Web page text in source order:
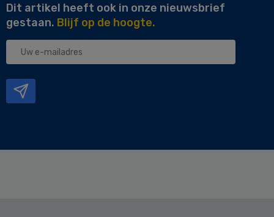
Dit artikel heeft ook in onze nieuwsbrief
gestaan. Blijf op de hoogte.
Uw